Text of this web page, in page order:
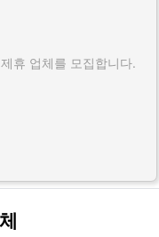
제휴 업체를 모집합니다.